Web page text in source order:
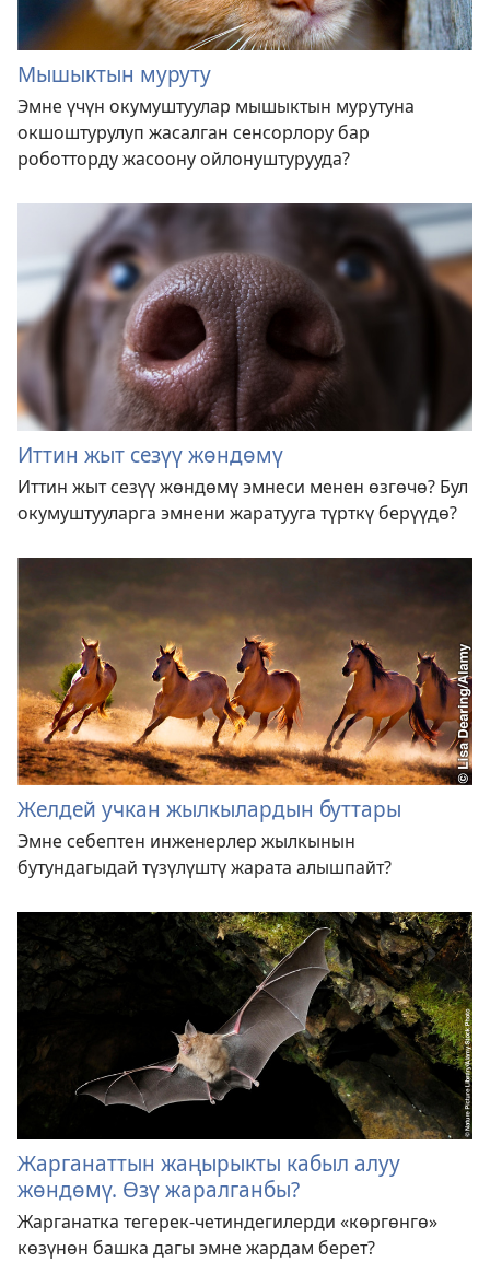
Мышыктын муруту
Эмне үчүн окумуштуулар мышыктын мурутуна
окшоштурулуп жасалган сенсорлору бар
роботторду жасоону ойлонуштурууда?
Иттин жыт сезүү жөндөмү
Иттин жыт сезүү жөндөмү эмнеси менен өзгөчө? Бул
окумуштууларга эмнени жаратууга түрткү берүүдө?
Желдей учкан жылкылардын буттары
Эмне себептен инженерлер жылкынын
бутундагыдай түзүлүштү жарата алышпайт?
Жарганаттын жаңырыкты кабыл алуу
жөндөмү. Өзү жаралганбы?
Жарганатка тегерек-четиндегилерди «көргөнгө»
көзүнөн башка дагы эмне жардам берет?